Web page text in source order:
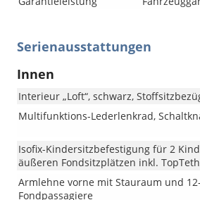
Serienausstattungen
Innen
Interieur „Loft“, schwarz,
Multifunktions-Lederlenkrad,
Isofix-Kindersitzbefestigung für 2
äußeren Fondsitzplätzen inkl.
Armlehne vorne mit Stauraum und
Fondpassagiere